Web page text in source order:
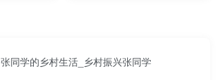
张同学的乡村生活_乡村振兴张同学